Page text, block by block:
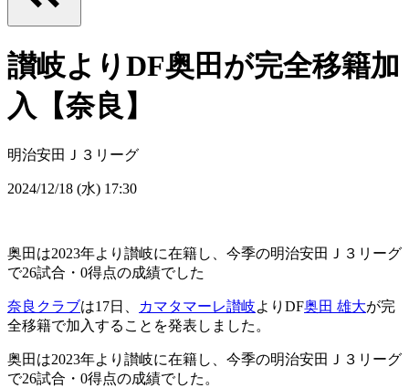
讃岐よりDF奥田が完全移籍加
入【奈良】
明治安田Ｊ３リーグ
2024/12/18 (水) 17:30
奥田は2023年より讃岐に在籍し、今季の明治安田Ｊ３リーグ
で26試合・0得点の成績でした
奈良クラブは17日、 カマタマーレ讃岐よりDF奥田 雄大が完
全移籍で加入することを発表しました。
奥田は2023年より讃岐に在籍し、今季の明治安田Ｊ３リーグ
で26試合・0得点の成績でした。